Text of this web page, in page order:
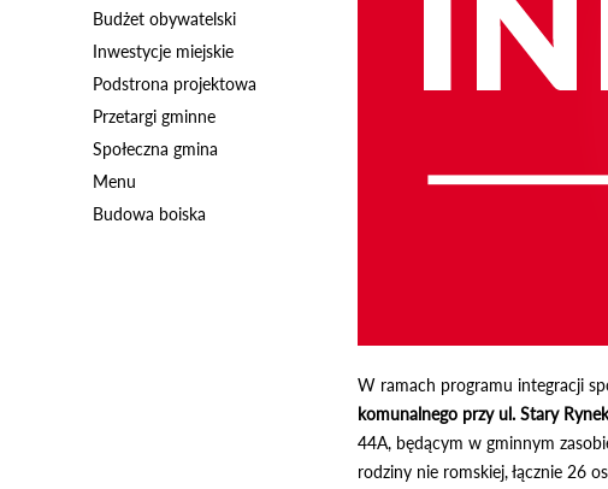
Budżet obywatelski
Inwestycje miejskie
Podstrona projektowa
Przetargi gminne
Społeczna gmina
Menu
Budowa boiska
W ramach programu integracji
komunalnego przy ul. Stary
44A, będącym w gminnym
rodziny nie romskiej, łącznie 26